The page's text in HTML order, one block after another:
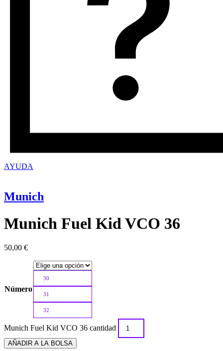
AYUDA
Munich
Munich Fuel Kid VCO 36
50,00 €
Número
30
31
32
Munich Fuel Kid VCO 36 cantidad
AÑADIR A LA BOLSA